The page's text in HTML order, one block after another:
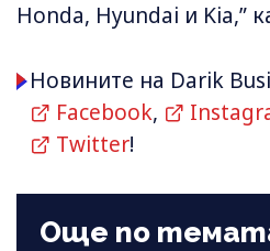
Honda, Hyundai и Kia,”
Новините на Darik
Facebook,
Twitter!
Още по